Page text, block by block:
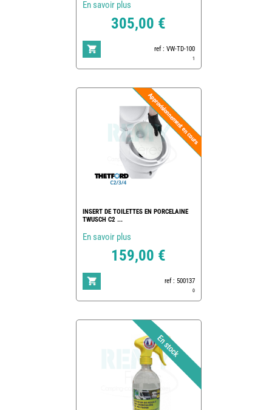
En savoir plus
305,00 €
ref : VW-TD-100
1
INSERT DE TOILETTES EN PORCELAINE
TWUSCH C2 ...
En savoir plus
159,00 €
ref : 500137
0